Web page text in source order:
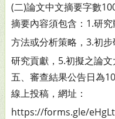
(二)論文中文摘要字數
摘要內容須包含：1.研
方法或分析策略，3.初
研究貢獻，5.初擬之論文
五、審查結果公告日為
線上投稿，網址：
https://forms.gle/